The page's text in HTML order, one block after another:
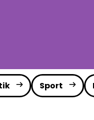
Sport